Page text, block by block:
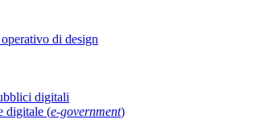
di design
digitali
digitale (e-government)